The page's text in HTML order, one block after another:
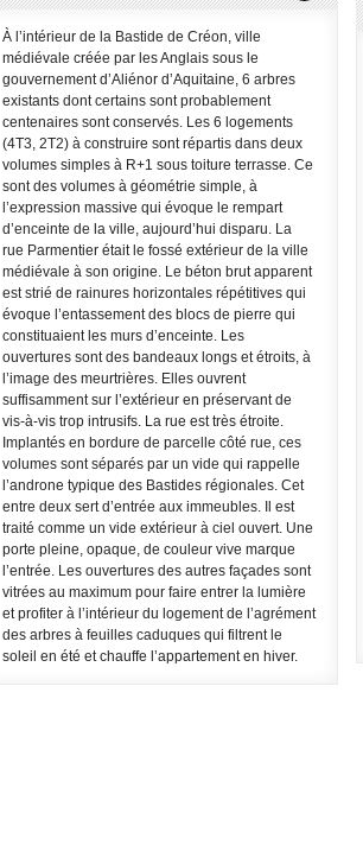
À l’intérieur de la Bastide de Créon, ville
médiévale créée par les Anglais sous le
gouvernement d’Aliénor d’Aquitaine, 6 arbres
existants dont certains sont probablement
centenaires sont conservés. Les 6 logements
(4T3, 2T2) à construire sont répartis dans deux
volumes simples à R+1 sous toiture terrasse. Ce
sont des volumes à géométrie simple, à
l’expression massive qui évoque le rempart
d’enceinte de la ville, aujourd’hui disparu. La
rue Parmentier était le fossé extérieur de la ville
médiévale à son origine. Le béton brut apparent
est strié de rainures horizontales répétitives qui
évoque l’entassement des blocs de pierre qui
constituaient les murs d’enceinte. Les
ouvertures sont des bandeaux longs et étroits, à
l’image des meurtrières. Elles ouvrent
suffisamment sur l’extérieur en préservant de
vis-à-vis trop intrusifs. La rue est très étroite.
Implantés en bordure de parcelle côté rue, ces
volumes sont séparés par un vide qui rappelle
l’androne typique des Bastides régionales. Cet
entre deux sert d’entrée aux immeubles. Il est
traité comme un vide extérieur à ciel ouvert. Une
porte pleine, opaque, de couleur vive marque
l’entrée. Les ouvertures des autres façades sont
vitrées au maximum pour faire entrer la lumière
et profiter à l’intérieur du logement de l’agrément
des arbres à feuilles caduques qui filtrent le
soleil en été et chauffe l’appartement en hiver.